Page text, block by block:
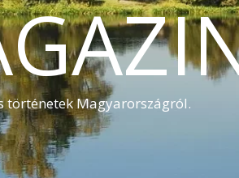
történetek Magyarországról.